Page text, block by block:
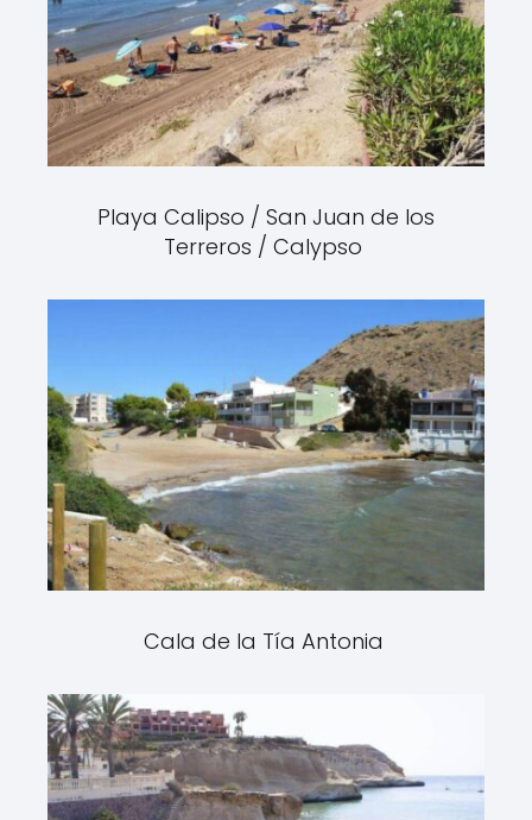
Playa Calipso / San Juan de los
Terreros / Calypso
Cala de la Tía Antonia